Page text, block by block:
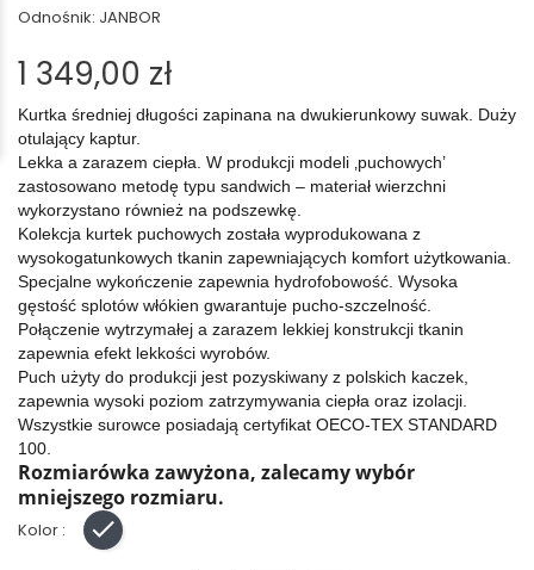
Odnośnik: JANBOR
1 349,00 zł
Kurtka średniej długości zapinana na dwukierunkowy suwak. Duży
otulający kaptur.
Lekka a zarazem ciepła. W produkcji modeli ‚puchowych’
zastosowano metodę typu sandwich – materiał wierzchni
wykorzystano również na podszewkę.
Kolekcja kurtek puchowych została wyprodukowana z
wysokogatunkowych tkanin zapewniających komfort użytkowania.
Specjalne wykończenie zapewnia hydrofobowość. Wysoka
gęstość splotów włókien gwarantuje pucho-szczelność.
Połączenie wytrzymałej a zarazem lekkiej konstrukcji tkanin
zapewnia efekt lekkości wyrobów.
Puch użyty do produkcji jest pozyskiwany z polskich kaczek,
zapewnia wysoki poziom zatrzymywania ciepła oraz izolacji.
Wszystkie surowce posiadają certyfikat OECO-TEX STANDARD
100.
Rozmiarówka zawyżona, zalecamy wybór
mniejszego rozmiaru.
Kolor : Czarny